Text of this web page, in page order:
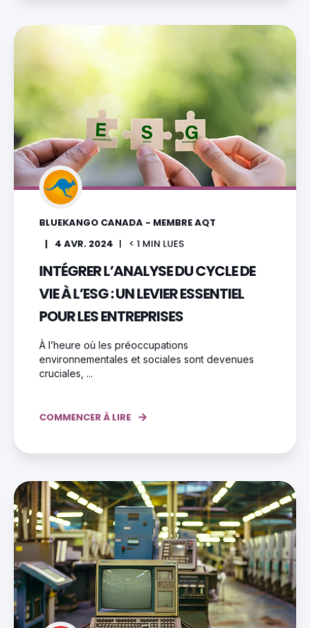
BLUEKANGO CANADA - MEMBRE AQT
4 AVR. 2024
< 1 MIN LUES
INTÉGRER L’ANALYSE DU CYCLE DE
VIE À L’ESG : UN LEVIER ESSENTIEL
POUR LES ENTREPRISES
À l’heure où les préoccupations
environnementales et sociales sont devenues
cruciales, ...
COMMENCER À LIRE